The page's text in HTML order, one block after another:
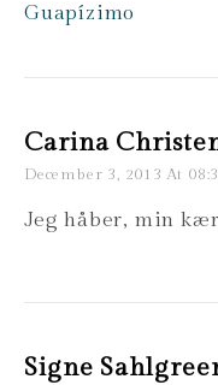
Guapízimo
Carina
December 3, 2013 At
Jeg håber, min
Signe